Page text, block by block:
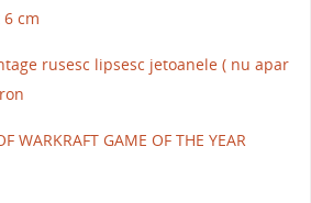
cm
rusesc lipsesc jetoanele ( nu apar
WARKRAFT GAME OF THE YEAR